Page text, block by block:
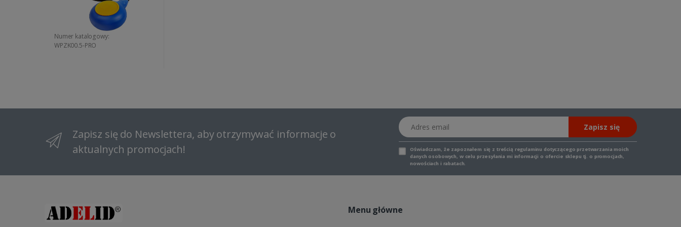
Numer katalogowy:
WPZK00.5-PRO
Zapisz się do Newslettera, aby otrzymywać informacje o
aktualnych promocjach!
Adres email
Zapisz się
Oświadczam, że zapoznałem się z treścią regulaminu dotyczącego przetwarzania moich
danych osobowych, w celu przesyłania mi informacji o ofercie sklepu tj. o promocjach,
nowościach i rabatach.
Menu główne